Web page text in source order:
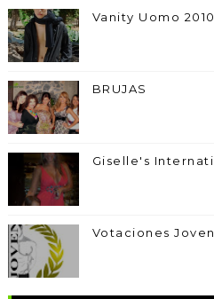
Vanity Uomo
BRUJAS
Giselle's
Votaciones